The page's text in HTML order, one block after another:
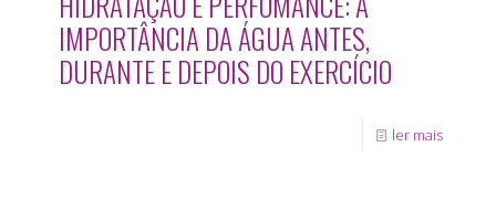
IMPORTÂNCIA DA ÁGUA ANTES,
DURANTE E DEPOIS DO EXERCÍCIO
ler mais